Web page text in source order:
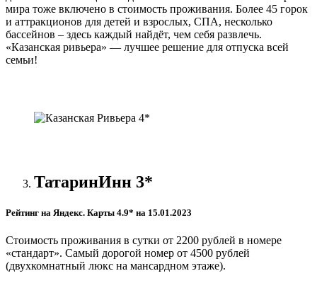
мира тоже включено в стоимость проживания. Более 45 горок
и аттракционов для детей и взрослых, СПА, несколько
бассейнов – здесь каждый найдёт, чем себя развлечь.
«Казанская ривьера» — лучшее решение для отпуска всей
семьи!
ТатаринИнн 3*
Рейтинг на Яндекс. Карты 4.9* на 15.01.2023
Стоимость проживания в сутки от 2200 рублей в номере
«стандарт». Самый дорогой номер от 4500 рублей
(двухкомнатный люкс на мансардном этаже).